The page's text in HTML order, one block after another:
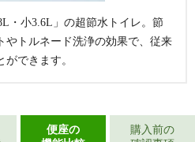
・小3.6L」の超節水トイレ。節
やトルネード洗浄の効果で、従来
できます。
便座の
購入前の